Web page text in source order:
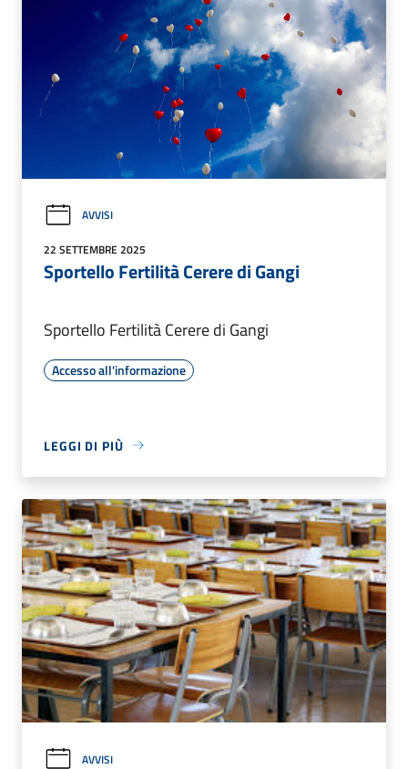
AVVISI
22 SETTEMBRE 2025
Sportello Fertilità Cerere di Gangi
Sportello Fertilità Cerere di Gangi
Accesso all'informazione
LEGGI DI PIÙ
AVVISI